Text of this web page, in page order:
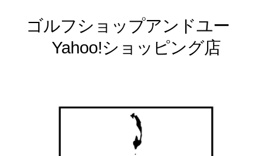
ゴルフショップアンドユー
Yahoo!ショッピング店